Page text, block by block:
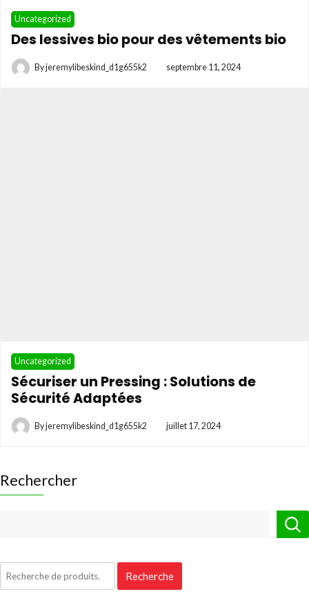
Uncategorized
Des lessives bio pour des vêtements bio
Byjeremylibeskind_d1g655k2 septembre 11, 2024
Uncategorized
Sécuriser un Pressing : Solutions de
Sécurité Adaptées
Byjeremylibeskind_d1g655k2 juillet 17, 2024
Rechercher
Recherche
pour :
Recherche